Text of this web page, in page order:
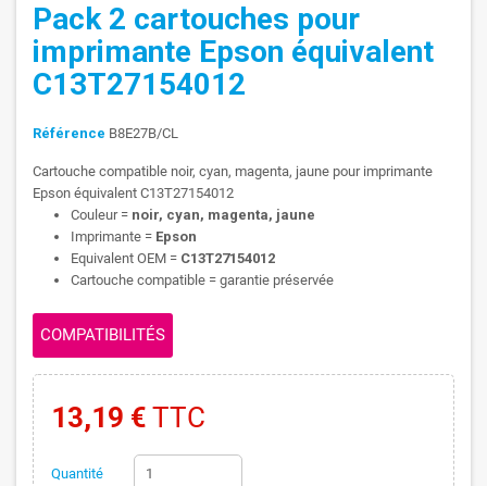
Pack 2 cartouches pour
imprimante Epson équivalent
C13T27154012
Référence B8E27B/CL
Cartouche compatible noir, cyan, magenta, jaune pour imprimante
Epson équivalent C13T27154012
Couleur = noir, cyan, magenta, jaune
Imprimante = Epson
Equivalent OEM = C13T27154012
Cartouche compatible = garantie préservée
COMPATIBILITÉS
13,19 € TTC
Quantité